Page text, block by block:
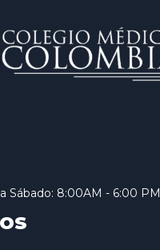
Sábado: 8:00AM - 6:00 PM